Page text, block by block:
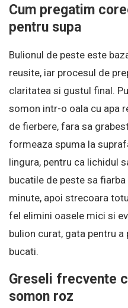
Cum pregatim
pentru supa
Bulionul de peste este
reusite, iar procesul de
claritatea si gustul final.
somon intr-o oala cu apa
de fierbere, fara sa
formeaza spuma la
lingura, pentru ca lichidul
bucatile de peste sa
minute, apoi strecoara
fel elimini oasele mici si
bulion curat, gata pentru
bucati.
Greseli frecvente
somon roz